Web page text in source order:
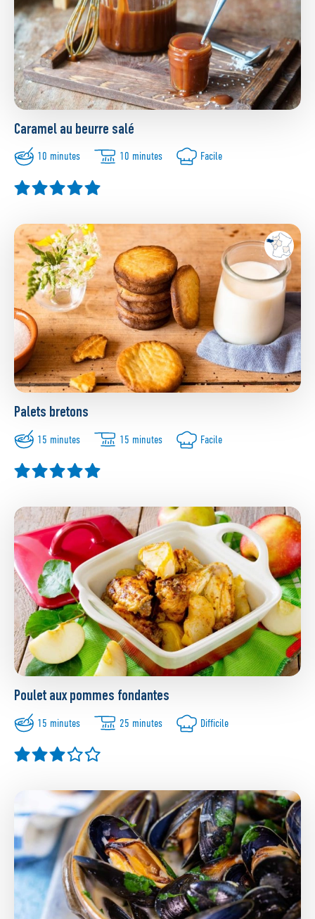
Caramel au beurre salé
10 minutes 10 minutes Facile
Palets bretons
15 minutes 15 minutes Facile
Poulet aux pommes fondantes
15 minutes 25 minutes Difficile